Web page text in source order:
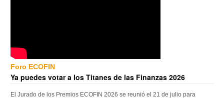
Foro ECOFIN
Ya puedes votar a los Titanes de las Finanzas 2026
El Jurado de los Premios ECOFIN 2026 se reunió el 21 de julio para